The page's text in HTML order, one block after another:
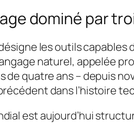
dominé par
les outils
naturel, appelée
de quatre ans – depuis
dans l’histoire
est aujourd’hui